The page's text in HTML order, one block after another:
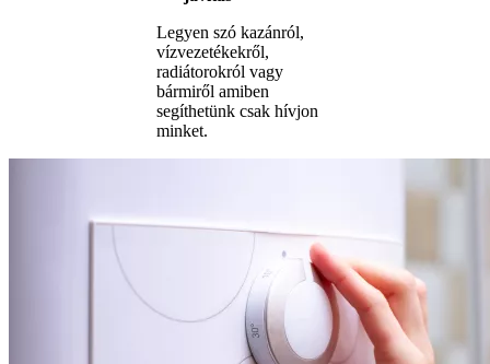
Legyen szó kazánról,
vízvezetékekről,
radiátorokról vagy
bármiről amiben
segíthetünk csak hívjon
minket.